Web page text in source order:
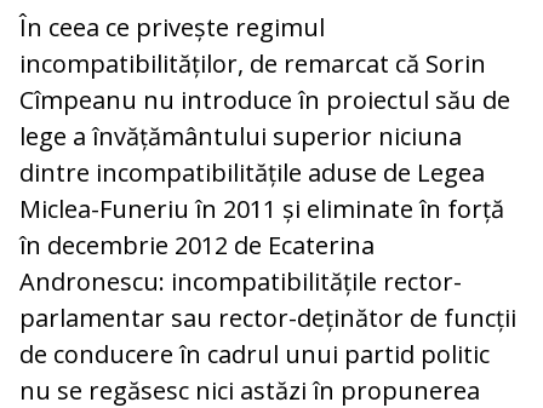
În ceea ce privește regimul
incompatibilităților, de remarcat că Sorin
Cîmpeanu nu introduce în proiectul său de
lege a învățământului superior niciuna
dintre incompatibilitățile aduse de Legea
Miclea-Funeriu în 2011 și eliminate în forță
în decembrie 2012 de Ecaterina
Andronescu: incompatibilitățile rector-
parlamentar sau rector-deținător de funcții
de conducere în cadrul unui partid politic
nu se regăsesc nici astăzi în propunerea